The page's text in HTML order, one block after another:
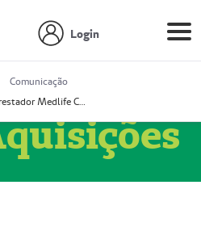
Login
Comunicação
Prestador Medlife Consultas e Diagnósticos (51004334-2)